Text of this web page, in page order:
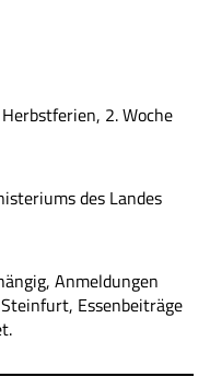
2. Woche
des Landes
Anmeldungen
Essenbeiträge